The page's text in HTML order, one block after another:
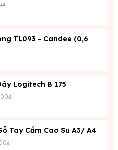
TL093 - Candee (0,6
Logitech B 175
Tay Cầm Cao Su A3/ A4